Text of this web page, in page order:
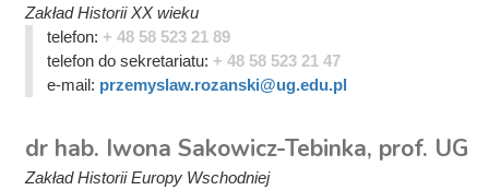
Zakład Historii XX wieku
telefon: + 48 58 523 21 89
telefon do sekretariatu: + 48 58 523 21 47
e-mail: przemyslaw.rozanski@ug.edu.pl
dr hab. Iwona Sakowicz-Tebinka, prof. UG
Zakład Historii Europy Wschodniej